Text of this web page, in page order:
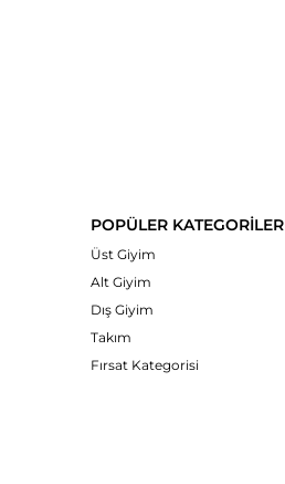
POPÜLER KATEGORİLER
Üst Giyim
Alt Giyim
Dış Giyim
Takım
Fırsat Kategorisi